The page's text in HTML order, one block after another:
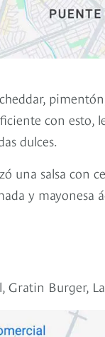
con esto,
dulces.
una salsa con
y mayonesa
Gratin Burger,